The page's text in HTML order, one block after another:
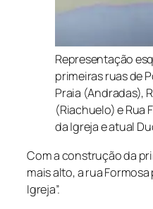
Representação
primeiras ruas de
Praia (Andradas),
(Riachuelo) e Rua
da |greja e atual
Com a construção da
mais alto, a rua Formosa
Igreja”.